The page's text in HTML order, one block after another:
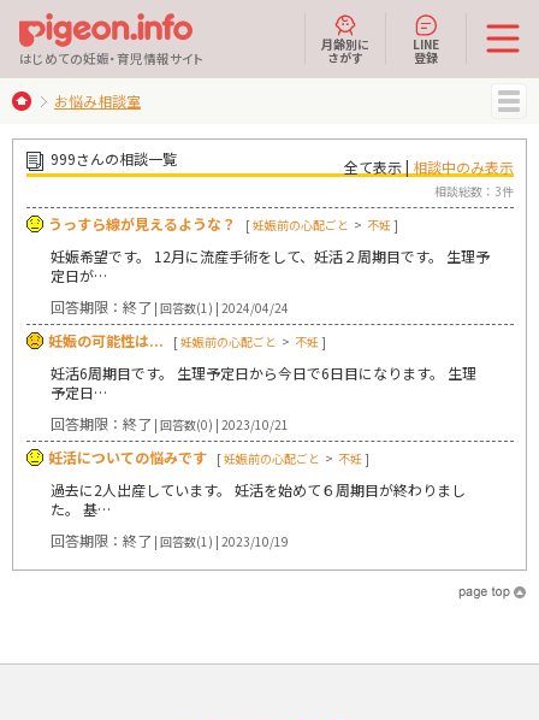
はじめての妊娠・育児情報サイト
月齢別に
さがす
LINE
登録
MENU
お悩み相談室
999さんの相談一覧 全て表示 | 相談中のみ表示
相談総数：3件
うっすら線が見えるような？ [妊娠前の心配ごと > 不妊]
妊娠希望です。 12月に流産手術をして、妊活２周期目です。 生理予
定日が…
回答期限：終了 | 回答数(1) | 2024/04/24
妊娠の可能性は... [妊娠前の心配ごと > 不妊]
妊活6周期目です。 生理予定日から今日で6日目になります。 生理
予定日…
回答期限：終了 | 回答数(0) | 2023/10/21
妊活についての悩みです [妊娠前の心配ごと > 不妊]
過去に2人出産しています。 妊活を始めて６周期目が終わりまし
た。 基…
回答期限：終了 | 回答数(1) | 2023/10/19